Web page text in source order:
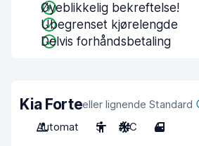
Øyeblikkelig bekreftelse!
Ubegrenset kjørelengde
Delvis forhåndsbetaling
Kia Forteeller lignende Standard
Automat
5 A/C 4